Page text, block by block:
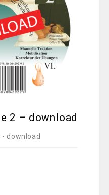
2 – download
- download